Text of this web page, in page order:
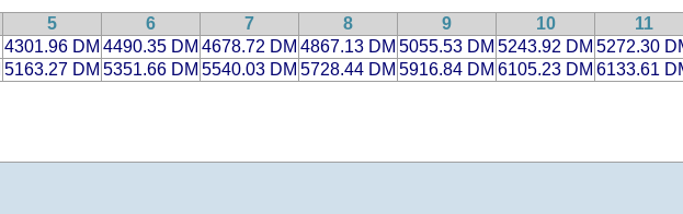
5 6 7 8 9 10
11
4301.96 DM 4490.35 DM 4678.72 DM 4867.13 DM 5055.53 DM 5243.92 DM 5272.30
5163.27 DM 5351.66 DM 5540.03 DM 5728.44 DM 5916.84 DM 6105.23 DM 6133.61